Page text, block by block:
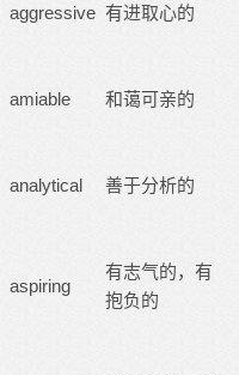
aggressive 有进取心的
amiable 和蔼可亲的
analytical 善于分析的
aspiring
有志气的，有
抱负的